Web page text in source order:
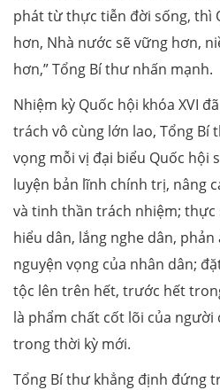
phát từ thực tiễn đời sống, thì
hơn, Nhà nước sẽ vững hơn,
hơn,” Tổng Bí thư nhấn mạnh.
Nhiệm kỳ Quốc hội khóa XVI
trách vô cùng lớn lao, Tổng Bí
vọng mỗi vị đại biểu Quốc hội
luyện bản lĩnh chính trị, nâng
và tinh thần trách nhiệm; thực
hiểu dân, lắng nghe dân,
nguyện vọng của nhân dân;
tộc lên trên hết, trước hết
là phẩm chất cốt lõi của người
trong thời kỳ mới.
Tổng Bí thư khẳng định đứng